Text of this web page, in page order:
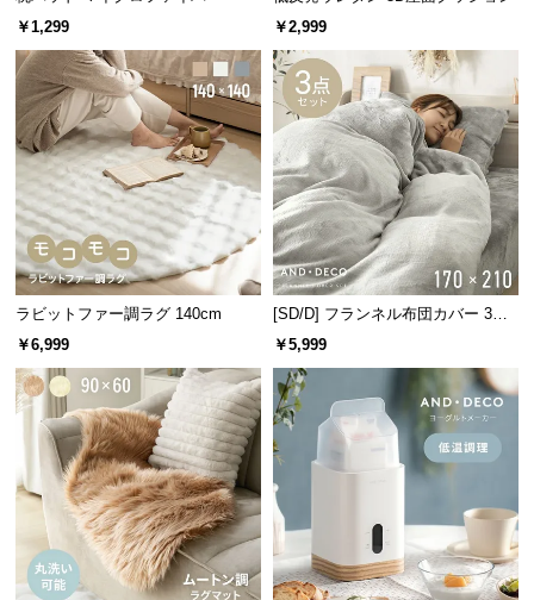
て
型
商
品
の
配
送
に
つ
い
て
開
梱
設
置
サ
ー
ビ
ス
￥1,299
￥2,999
ラビットファー調ラグ 140cm
￥6,999
[SD/D] フランネル布団カバー 3点
セット
￥5,999